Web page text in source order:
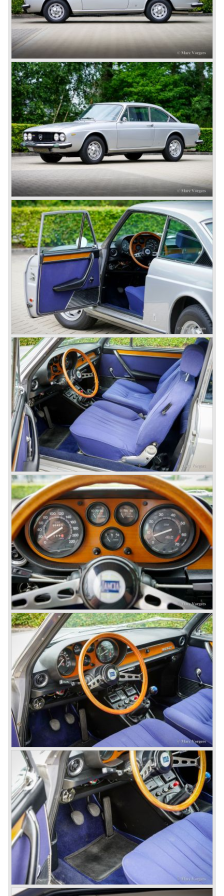
The Lambda was built with several bodywork variant until
1931 as it was succeeded by the Lancia Dilambda.
The Dilambda was a step back in time concerning the
concept; the car was constructed with a separate chassis
again. Those days it was common to buy a rolling chassis
on which specialized firms created the bodywork for
customers. The Lambda came too early, the industry was
not ready so Lancia returned to common ground with the
Dilambda... The Dilambda was fitted with an eight cylinder
engine. Up to 1936 Lancia built the models Augusta,
Astura, Arteria en Ardea. These cars were bodied by the
famous Italian bodywork specialists.
In the year 1936 the unitary bodywork structure was
introduced again (14 years after the introduction of the
Lancia Lambda) with the presentation of the beautiful
Lancia Aprilia.
The Lancia Aprilia featured independent suspension all
round (!), hydraulic brakes (!), drum brakes placed near to
the differential at the rear (!) and an aluminium V4 engine
(!).
Next to designing and producing road cars Lancia was
also very involved in building racing cars... Lancia racing
cars were very often fitted with new innovative
constructions which had to prove their value on the racing
track.
Amongst others the famous racecar driver Emmanuel
Fangio drove for Lancia in the fifties of the twentieth
century. He also drove the Pan America race in 1953.
In fifties of the twentieth century Lancia built it's most
beautiful automobiles ever. These cars were far ahead of
the competition with their unitary bodywork structure, V4
and V6 engines with overhead camshafts and all the
innovations Lancia developed for the succeeding models.
The Lancia Appia Series 1 and II (1953-1959) was a
beautifully designed compact car which was mechanically
less complex than the other contemporary Lancia models.
Between 1956 and 1962 various stunning specials were
built, by Pinin Farina, Zagato and Vignale, based on the
Appia.
In the year 1950 the Lancia Aurelia was presented to the
public. The Aurelia was available as saloon model (B10,
B21, B22, B12), from 1953 also as 2+2 coupe model
(B20-2500 GT), and from 1954 as Spider and Convertible
models (B24).
The Aurelia B20-2500 GT and the Aurelia B20 Spider are
the absolute highlights in the Lancia history and both were
designed by Pinin Farina!
The Aurelia series was succeeded by the Lancia Flaminia
series in the year 1957.
With the Flaminia series Lancia introduced a very
luxurious automobile in the top range. The Flaminia was
another Lancia showcase of innovation and the cars
featured beautiful designs. Because of the expensive
technical and mechanical components the Lancia Flaminia
was a very expensive automobile.
The Lancia Flaminia series featured: independent
suspension all round, De Dion rear axle with integrated
gearbox (transaxle), disc brakes all round and an
aluminium 2775 cc. V6 engine. We identify the following
Lancia Flaminia models:
The Flaminia Berlina (1957-1970), the Lancia Flaminia
Coupe (1958-1967), the Lancia Flaminia GT/ GTL (1958-
1967) and the Lancia Flaminia Sport and Super sport
Zagato (1958-1967)
All Flaminia models together a little over 10.000 were ever
built.
In the year 1960 a new model was born; the Lancia Flavia.
The Lancia Flavia was positioned between the Lancia
Appia and the Lancia Flaminia model series. With the
presentation of the Flavia model series Lancia introduced
it's first front wheel drive car. The decision to use front
wheel drive was made from economic point of view; the
construction could be built less complex and considerably
cheaper. The Flavia was also fitted with a less complex
beam rear axle. The brake system was state-of-art again;
disks all round with a dual circuit brake system. In 1965
fuel injection was introduced for the Flavia model series.
We identify the following Lancia Flavia Models:
Lancia Flavia Berlina (1960-1966), the Lancia Flavia
Coupe (1962-1968), the Lancia Flavia Convertible (1962-
1969) and the Lancia Flavia Sport Zagato (1963-1967).
In the year 1969 the financial position of Lancia was very
bad. The expensive, advanced automobiles generated not
enough profit to survive, there was no chance Lancia
would survive on it's own so the make was taken over by
FIAT.
In the year 1969 the Lancia Flavia Berlina and Coupe
became available with slightly redesigned bodywork and a
new engine; the V4 Fulvia engine. The modernized Flavia
was built until the year 1974.
In the year 1963 the Lancia Fulvia was presented to the
public. The Berlina model shows a great resemblance with
the Lancia Flavia Berlina. The Lancia Fulvia was ftted with
the smaller V4 engine powering the front wheels. The
Lancia Fulvia series was fitted with independent
suspension and disc brakes all round. In the year 1965 the
show stopper in the Fulvia series was presented; the
Lancia Fulvia coupe... the HF version of this car has won